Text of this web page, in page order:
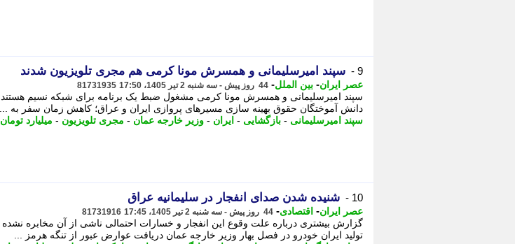
9 - سپند امیرسلیمانی و همسرش مونا کرمی هم مجری تلویزیون شدند
عصر ایران- بین الملل- 44 روز پیش - سه شنبه 2 تیر 1405، 17:50 81731935
دانش آموختگان حقوق بهینه سازی مسیرهای پروازی ایران و عراق؛ کاهش زمان سفر به ...
سپند امیرسلیمانی - بازگشایی - ایران - وزیر خارجه عمان - مجری تلویزیون - میلیارد تومان
10 - شنیده شدن صدای انفجار در سلیمانیه عراق
عصر ایران- اقتصادی- 44 روز پیش - سه شنبه 2 تیر 1405، 17:45 81731916
تولید ایران خودرو در فصل بهار وزیر خارجه عمان دریافت عوارض عبور از تنگه هرمز ...